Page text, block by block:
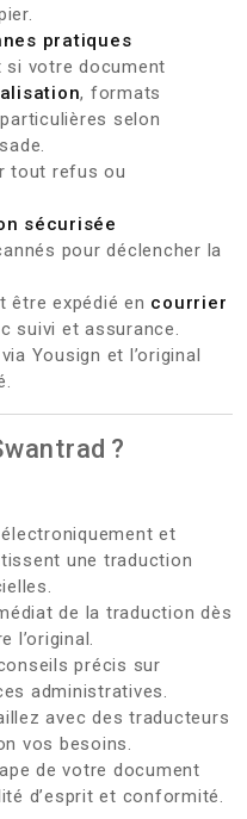
pratiques
si votre document
, formats
selon
tout refus ou
sécurisée
pour déclencher la
être expédié en courrier
suivi et assurance.
Yousign et l’original
?
électroniquement et
une traduction
de la traduction dès
l’original.
précis sur
administratives.
avec des traducteurs
vos besoins.
de votre document
d’esprit et conformité.